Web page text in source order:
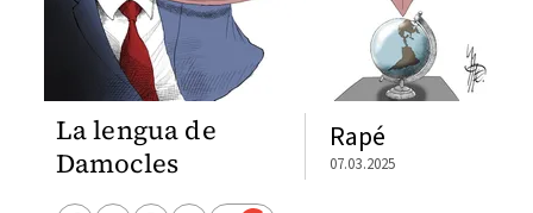
La lengua de
Damocles
Rapé
07.03.2025